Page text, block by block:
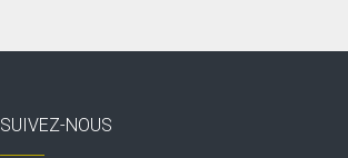
SUIVEZ-NOUS